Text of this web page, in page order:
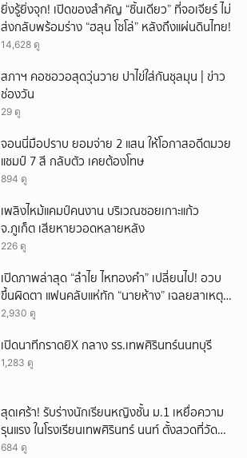
ยิ่งรู้ยิ่งจุก! เปิดของสำคัญ “ชิ้นเดียว” ที่จอเจียร์ ไม่
ส่งกลับพร้อมร่าง “ฮลุน โซโล่” หลังถึงแผ่นดินไทย!
14,628 ดู
สภาฯ คอซอวอสุดวุ่นวาย ปาไข่ใส่กันชุลมุน | ข่าว
ช่องวัน
29 ดู
จอนนี่มือปราบ ยอมจ่าย 2 แสน ให้โอกาสอดีตมวย
แชมป์ 7 สี กลับตัว เคยต้องโทษ
894 ดู
เพลิงไหม้แคมป์คนงาน บริเวณซอยเกาะแก้ว
จ.ภูเก็ต เสียหายวอดหลายหลัง
226 ดู
เปิดภาพล่าสุด “ลำไย ไหทองคำ” เปลี่ยนไป! อวบ
ขึ้นผิดตา แฟนคลับแห่ทัก “นายห้าง” เฉลยสาเหตุ
ชัด!
2,930 ดู
เปิดนาทีกราดยิX กลาง รร.เทพศิรินทร์นนทบุรี
1,283 ดู
สุดเศร้า! รับร่างนักเรียนหญิงชั้น ม.1 เหยื่อความ
รุนแรง ในโรงเรียนเทพศิรินทร์ นนท์ ตั้งสวดที่วัด
ลาดปลาดุก
684 ดู